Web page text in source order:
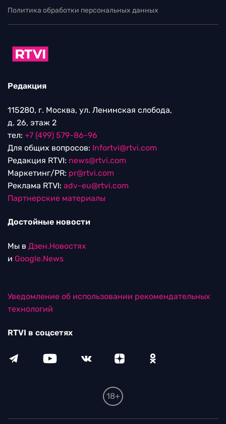
Политика обработки персональных данных
Редакция
115280, г. Москва, ул. Ленинская слобода,
д. 26, этаж 2
тел: +7 (499) 579-86-96
Для общих вопросов: Infortvi@rtvi.com
Редакция RTVI: news@rtvi.com
Маркетинг/PR: pr@rtvi.com
Реклама RTVI: adv-eu@rtvi.com
Партнерские материалы
Достойные новости
Мы в Дзен.Новостях
и Google.News
Уведомление об использовании рекомендательных
технологий
RTVI в соцсетях
18+